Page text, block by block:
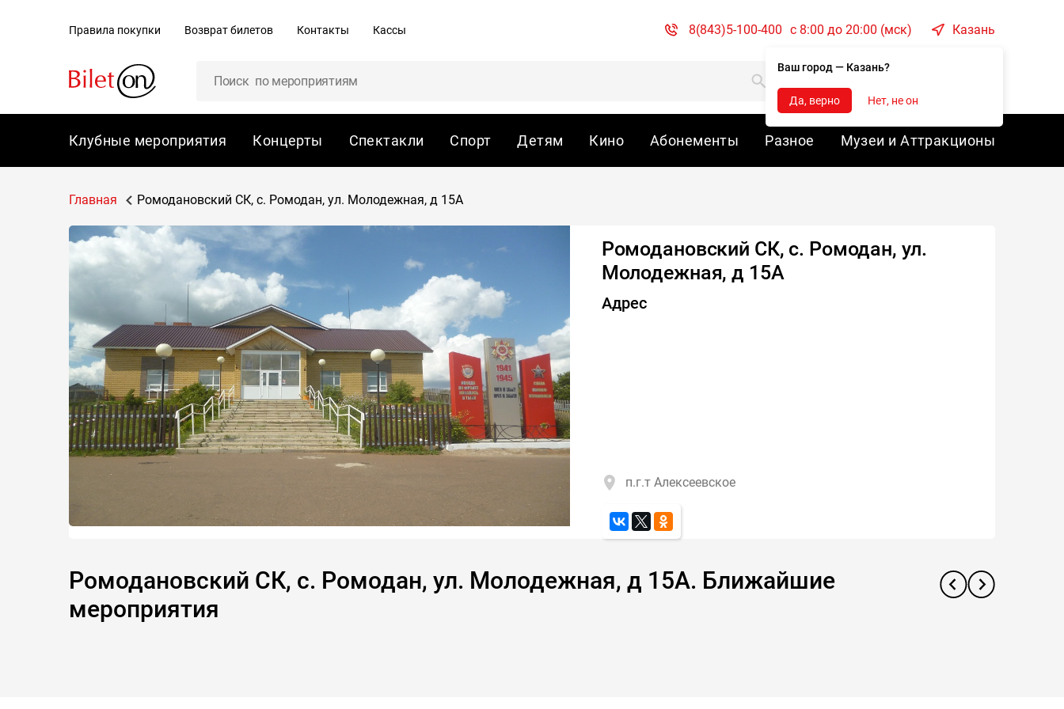
Правила покупки Возврат билетов Контакты Кассы 8(843)5-100-400 c 8:00 до 20:00 (мск) Казань
Ваш город — Казань?
Да, верно Нет, не он
Клубные мероприятия Концерты Спектакли Спорт Детям Кино Абонементы Разное Музеи и Аттракционы
Главная Ромодановский СК, с. Ромодан, ул. Молодежная, д 15А
Ромодановский СК, с. Ромодан, ул.
Молодежная, д 15А
Адрес
п.г.т Алексеевское
Ромодановский СК, с. Ромодан, ул. Молодежная, д 15А. Ближайшие
мероприятия